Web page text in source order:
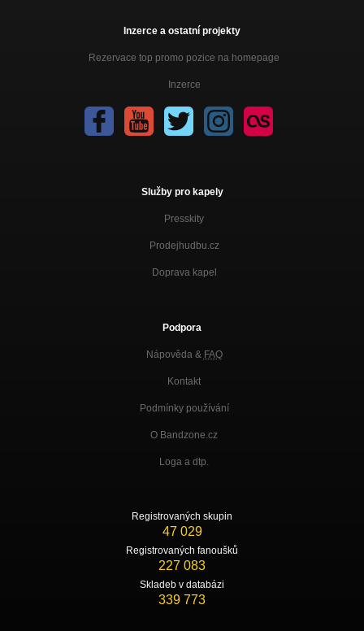
Inzerce a ostatní projekty
Rezervace top promo pozice na homepage
Inzerce
Služby pro kapely
Presskity
Prodejhudbu.cz
Doprava kapel
Podpora
Nápověda & FAQ
Kontakt
Podmínky používání
O Bandzone.cz
Loga a dtp.
Registrovaných skupin
47 029
Registrovaných fanoušků
227 083
Skladeb v databázi
339 773